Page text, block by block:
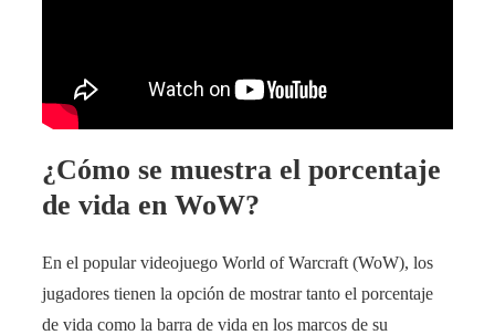
¿Cómo se muestra el porcentaje
de vida en WoW?
En el popular videojuego World of Warcraft (WoW), los
jugadores tienen la opción de mostrar tanto el porcentaje
de vida como la barra de vida en los marcos de su